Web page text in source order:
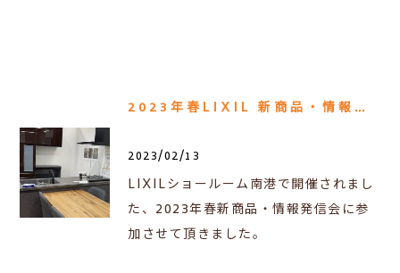
2023年春LIXIL 新商品・情報発信会
2023/02/13
LIXILショールーム南港で開催されまし
た、2023年春新商品・情報発信会に参
加させて頂きました。